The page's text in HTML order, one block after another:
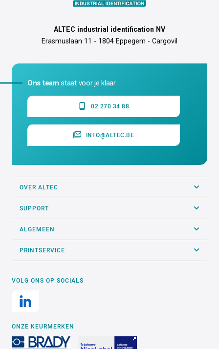
ALTEC industrial identification NV
Erasmuslaan 11 - 1804 Eppegem - Cargovil
Ons team staat voor je klaar
02 270 34 88
INFO@ALTEC.BE
OVER ALTEC
SUPPORT
ALGEMEEN
PRINTSERVICE
VOLG ONS OP SOCIALS
ONZE KEURMERKEN